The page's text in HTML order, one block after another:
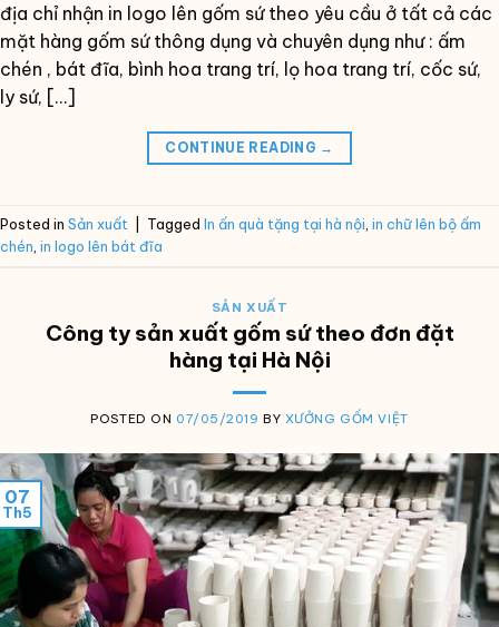
địa chỉ nhận in logo lên gốm sứ theo yêu cầu ở tất cả các
mặt hàng gốm sứ thông dụng và chuyên dụng như : ấm
chén , bát đĩa, bình hoa trang trí, lọ hoa trang trí, cốc sứ,
ly sứ, […]
CONTINUE READING →
Posted in Sản xuất Tagged In ấn quà tặng tại hà nội in chữ lên bộ ấm
chén in logo lên bát đĩa
SẢN XUẤT
Công ty sản xuất gốm sứ theo đơn đặt
hàng tại Hà Nội
POSTED ON 07/05/2019 BY XƯỞNG GỐM VIỆT
07
Th5